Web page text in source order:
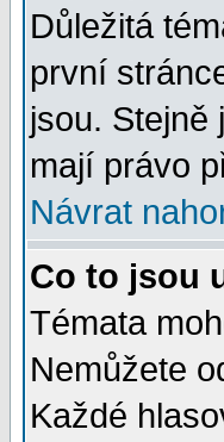
Důležitá
první
jsou. Stejně
mají právo
Návrat
Co to jsou
Témata
Nemůžete
Každé